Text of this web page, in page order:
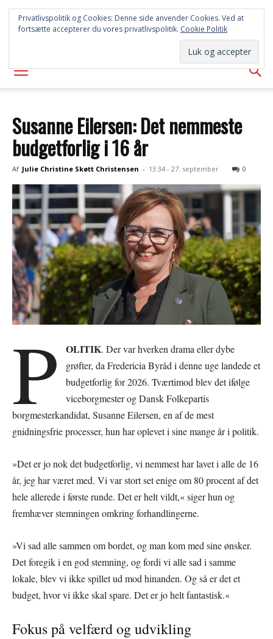
SYD
AVISEN
Susanne Eilersen: Det nemmeste
budgetforlig i 16 år
Af Julie Christine Skøtt Christensen - 13:34 - 27. september 0
P OLITIK. Der var hverken drama eller dybe
grøfter, da Fredericia Byråd i denne uge landede et
budgetforlig for 2026. Tværtimod blev det ifølge
viceborgmester og Dansk Folkepartis
borgmesterkandidat, Susanne Eilersen, en af de mest
gnidningsfrie processer, hun har oplevet i sine mange år i politik.
»Det er jo nok det budgetforlig, vi nemmest har lavet i alle de 16
år, jeg har været med. Vi var stort set enige om 80 procent af det
hele allerede i første runde. Det er helt vildt,« siger hun og
fremhæver stemningen omkring forhandlingerne.
»Vi sad alle sammen om bordet, og man kom med sine ønsker.
Det foregik i en god stemning, og fordi vi alle sad i samme
lokale, blev vi ikke spillet ud mod hinanden. Og så er det et
budget, hvor vi ikke skal spare. Det er jo helt fantastisk.«
Fokus på velfærd og udvikling
Privatlivspolitik og Cookies: Denne side anvender Cookies. Ved at
fortsætte accepterer du vores privatlivspolitik. Cookie Politik